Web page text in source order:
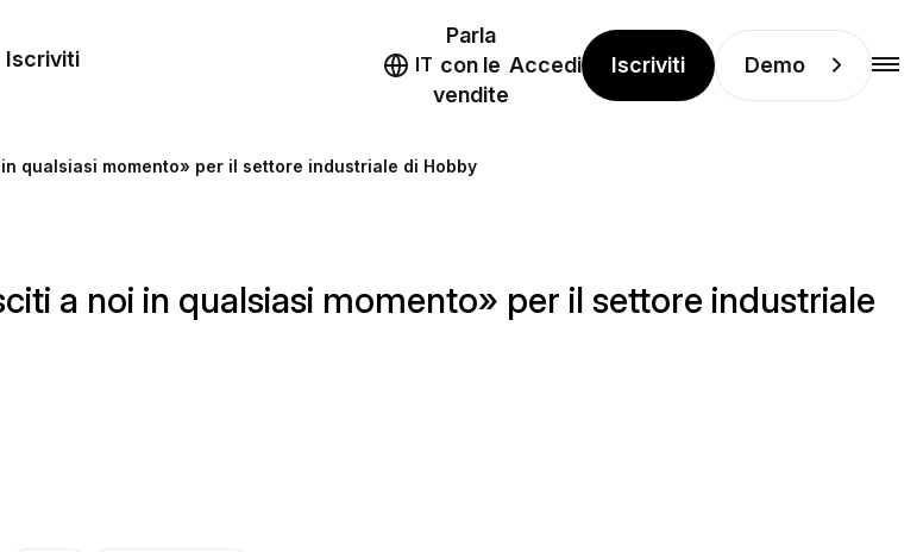
Iscriviti IT
Parla
con le
vendite
Accedi Iscriviti Demo
qualsiasi momento» per il settore industriale di Hobby
a noi in qualsiasi momento» per il settore industriale